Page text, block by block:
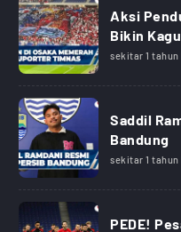
Aksi
Bikin
sekitar 1 tahun
Saddil
Bandung
sekitar 1 tahun
PEDE!